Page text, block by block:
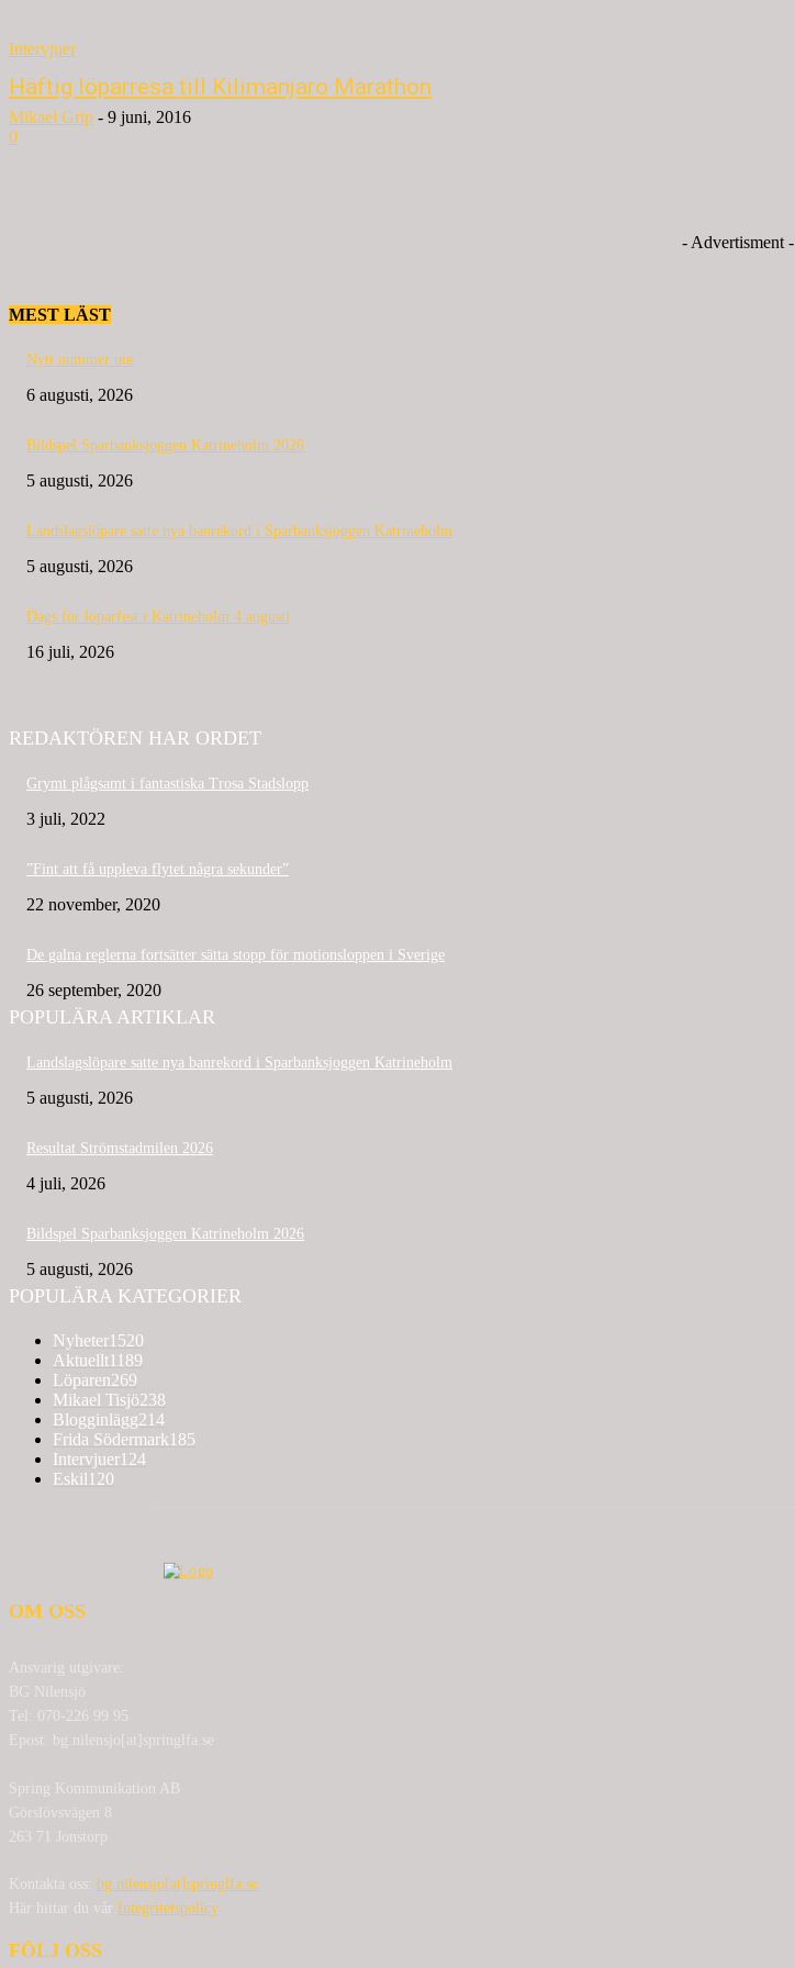
Intervjuer
Häftig löparresa till Kilimanjaro Marathon
Mikael Grip - 9 juni, 2016
0
- Advertisment -
MEST LÄST
Nytt nummer ute
6 augusti, 2026
Bildspel Sparbanksjoggen Katrineholm 2026
5 augusti, 2026
Landslagslöpare satte nya banrekord i Sparbanksjoggen Katrineholm
5 augusti, 2026
Dags för löparfest i Katrineholm 4 augusti
16 juli, 2026
REDAKTÖREN HAR ORDET
Grymt plågsamt i fantastiska Trosa Stadslopp
3 juli, 2022
”Fint att få uppleva flytet några sekunder”
22 november, 2020
De galna reglerna fortsätter sätta stopp för motionsloppen i Sverige
26 september, 2020
POPULÄRA ARTIKLAR
Landslagslöpare satte nya banrekord i Sparbanksjoggen Katrineholm
5 augusti, 2026
Resultat Strömstadmilen 2026
4 juli, 2026
Bildspel Sparbanksjoggen Katrineholm 2026
5 augusti, 2026
POPULÄRA KATEGORIER
Nyheter1520
Aktuellt1189
Löparen269
Mikael Tisjö238
Blogginlägg214
Frida Södermark185
Intervjuer124
Eskil120
OM OSS
Ansvarig utgivare:
BG Nilensjö
Tel: 070-226 99 95
Epost: bg.nilensjo[at]springlfa.se
Spring Kommunikation AB
Görslövsvägen 8
263 71 Jonstorp
Kontakta oss: bg.nilensjo[at]springlfa.se
Här hittar du vår Integritetspolicy
FÖLJ OSS